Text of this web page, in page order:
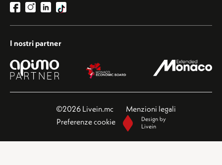
I nostri partner
©2026 Livein.mc
Menzioni legali
Preferenze cookie
Design by
Livein